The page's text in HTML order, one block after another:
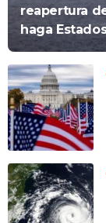
reapertura
haga